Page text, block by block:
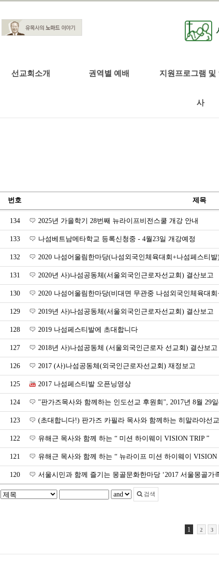
선교회소개 권역별 예배 지원프로그램 및
사
번호 제목
134 2025년 가을학기 28번째 뉴라이프비전스쿨 개강 안내
133 나섬베트남메타학교 등록신청중 - 4월23일 개강예정
132 2020 나섬어울림한마당(나섬외국인체육대회+나섬페스티발
131 2020년 사)나섬공동체(서울외국인근로자선교회) 결산보고
130 2020 나섬어울림한마당(비대면 무관중 나섬외국인체육대
129 2019년 사)나섬공동체(서울외국인근로자선교회) 결산보고
128 2019 나섬페스티발에 초대합니다
127 2018년 사)나섬공동체 (서울외국인근로자 선교회) 결산보고
126 2017 (사)나섬공동체(외국인근로자선교회) 재정보고
125 2017 나섬페스티발 오픈닝영상
124 "판가즈목사와 함께하는 인도선교 후원회", 2017년 8월 29
123 (초대합니다!) 판가즈 카필라 목사와 함께하는 히말라야선
122 유해근 목사와 함께 하는 “ 미션 하이웨이 VISION TRIP ”
121 유해근 목사와 함께 하는 “ 뉴라이프 미션 하이웨이 VISION
120 서울시민과 함께 즐기는 몽골문화한마당 ‘2017 서울몽골가
검색
1 2 3